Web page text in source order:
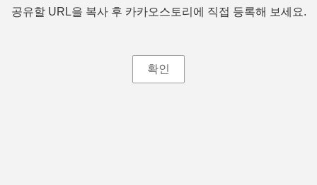
공유할 URL을 복사 후 카카오스토리에 직접 등록해 보세요.
확인